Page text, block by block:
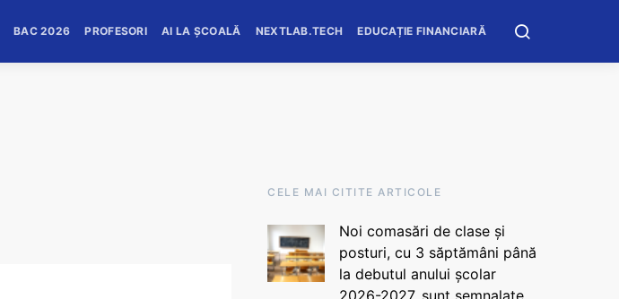
BAC 2026 PROFESORI AI LA ȘCOALĂ NEXTLAB.TECH EDUCAȚIE FINANCIARĂ
CELE MAI CITITE ARTICOLE
Noi comasări de clase și
posturi, cu 3 săptămâni până
la debutul anului școlar
2026-2027, sunt semnalate